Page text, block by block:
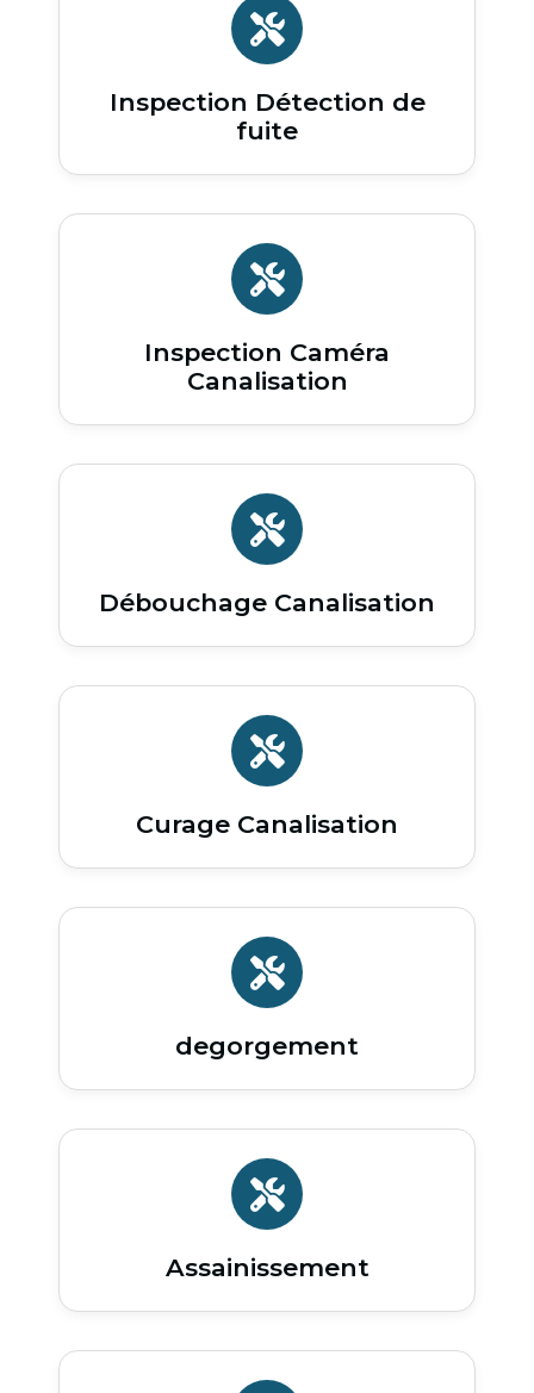
Inspection Détection de
fuite
Inspection Caméra
Canalisation
Débouchage Canalisation
Curage Canalisation
degorgement
Assainissement